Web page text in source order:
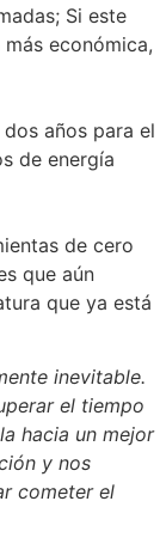
Si este
económica,
años para el
de energía
de cero
que aún
que ya está
inevitable.
el tiempo
hacia un mejor
y nos
cometer el